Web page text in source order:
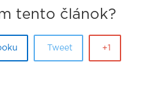
tento článok?
Tweet +1